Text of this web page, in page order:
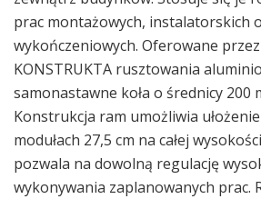
prac montażowych, instalatorskich
wykończeniowych. Oferowane
KONSTRUKTA rusztowania
samonastawne koła o średnicy 200
Konstrukcja ram umożliwia
modułach 27,5 cm na całej
pozwala na dowolną regulację
wykonywania zaplanowanych prac.